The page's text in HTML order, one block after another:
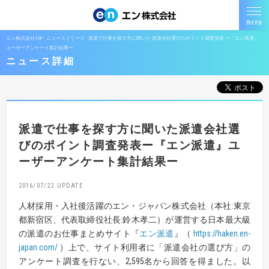
エン株式会社TOP ニュースリリース
派遣で仕事を探す方に聞いた 派遣会社選びのポイント調査発表 ー『エン派遣』
ユーザーアンケート集計結果ー
ニュース詳細
派遣で仕事を探す方に聞いた派遣会社選
びのポイント調査発表ー『エン派遣』ユ
ーザーアンケート集計結果ー
2016/07/22
人材採用・入社後活躍のエン・ジャパン株式会社（本社:東京
都新宿区、代表取締役社長:鈴木孝二）が運営する日本最大級
の派遣のお仕事まとめサイト『エン派遣 』（https://haken.en-
japan.com/ ）上で、サイト利用者に「派遣会社の選び方」の
アンケート調査を行ない、2,595名から回答を得ました。以